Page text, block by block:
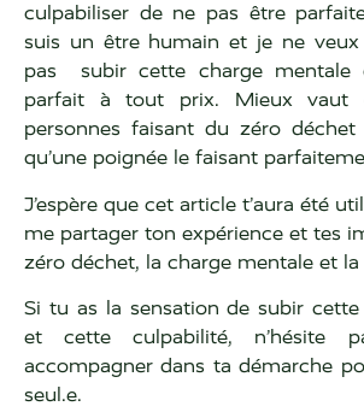
culpabiliser de ne pas être
suis un être humain et je ne
pas subir cette charge mentale
parfait à tout prix. Mieux vaut
personnes faisant du zéro déchet
qu’une poignée le faisant
J’espère que cet article t’aura été
me partager ton expérience et tes
zéro déchet, la charge mentale et
Si tu as la sensation de subir
et cette culpabilité, n’hésite
accompagner dans ta démarche
seul.e.